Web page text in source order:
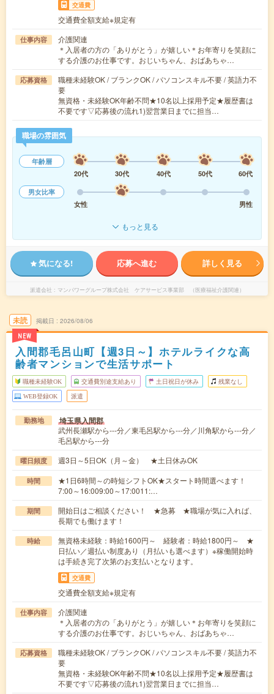
交通費
交通費全額支給※規定有
仕事内容
介護関連
＊入居者の方の「ありがとう」が嬉しい＊お年寄りを笑顔に
する介護のお仕事です。おじいちゃん、おばあちゃ…
応募資格
職種未経験OK / ブランクOK / パソコンスキル不要 / 英語力不
要
無資格・未経験OK年齢不問★10名以上採用予定★履歴書は
不要です▽応募後の流れ1)翌営業日までに担当…
職場の雰囲気
年齢層
20代
30代 40代 50代
60代
男女比率
女性
男性
もっと見る
気になる! 応募へ進む 詳しく見る
派遣会社 マンパワーグループ株式会社 ケアサービス事業部 （医療福祉介護関連）
未読
NEW
掲載日 2026/08/06
入間郡毛呂山町【週3日～】ホテルライクな高
齢者マンションで生活サポート
職種未経験OK 交通費別途支給あり 土日祝日が休み 残業なし
WEB登録OK 派遣
勤務地 埼玉県入間郡
武州長瀬駅から---分／東毛呂駅から---分／川角駅から---分／
毛呂駅から---分
曜日頻度 週3日～5日OK（月～金） ★土日休みOK
時間
★1日6時間～の時短シフトOK★スタート時間選べます！
7:00～16:009:00～17:0011:…
期間
開始日はご相談ください！ ★急募 ★職場が気に入れば、
長期でも働けます！
時給
無資格未経験：時給1600円～ 経験者：時給1800円～ ★
日払い／週払い制度あり（月払いも選べます）※稼働開始時
は手続き完了次第のお支払いとなります。
交通費
交通費全額支給※規定有
仕事内容
介護関連
＊入居者の方の「ありがとう」が嬉しい＊お年寄りを笑顔に
する介護のお仕事です。おじいちゃん、おばあちゃ…
応募資格
職種未経験OK / ブランクOK / パソコンスキル不要 / 英語力不
要
無資格・未経験OK年齢不問★10名以上採用予定★履歴書は
不要です▽応募後の流れ1)翌営業日までに担当…